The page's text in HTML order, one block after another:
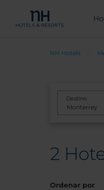
NH Hotels
Destino
2
Ordenar por